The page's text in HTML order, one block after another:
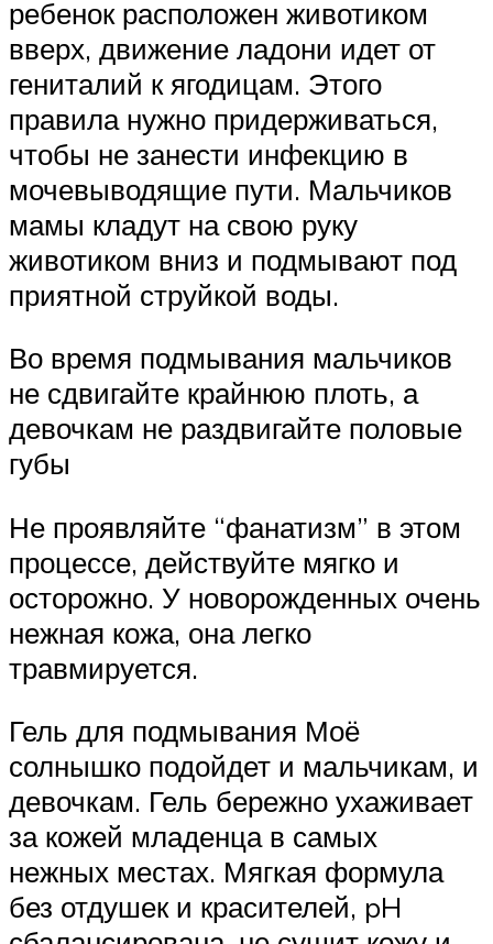
ребенок расположен животиком
вверх, движение ладони идет от
гениталий к ягодицам. Этого
правила нужно придерживаться,
чтобы не занести инфекцию в
мочевыводящие пути. Мальчиков
мамы кладут на свою руку
животиком вниз и подмывают под
приятной струйкой воды.
Во время подмывания мальчиков
не сдвигайте крайнюю плоть, а
девочкам не раздвигайте половые
губы
Не проявляйте “фанатизм” в этом
процессе, действуйте мягко и
осторожно. У новорожденных очень
нежная кожа, она легко
травмируется.
Гель для подмывания Моё
солнышко подойдет и мальчикам, и
девочкам. Гель бережно ухаживает
за кожей младенца в самых
нежных местах. Мягкая формула
без отдушек и красителей, pH